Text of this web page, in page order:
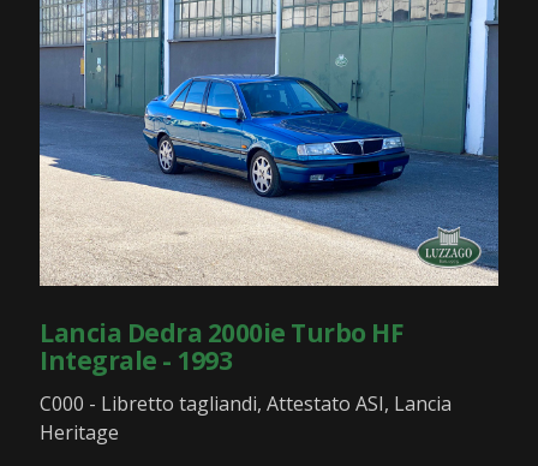
Lancia Dedra 2000ie Turbo HF
Integrale - 1993
C000 - Libretto tagliandi, Attestato ASI, Lancia
Heritage